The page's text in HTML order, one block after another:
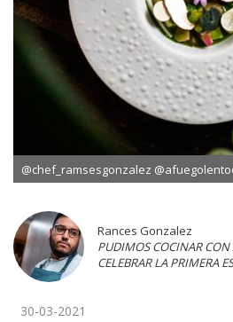
@chef_ramsesgonzalez
Rances Gonzalez
PUDIMOS COCINAR
CELEBRAR LA PRIMERA
30-03-2021